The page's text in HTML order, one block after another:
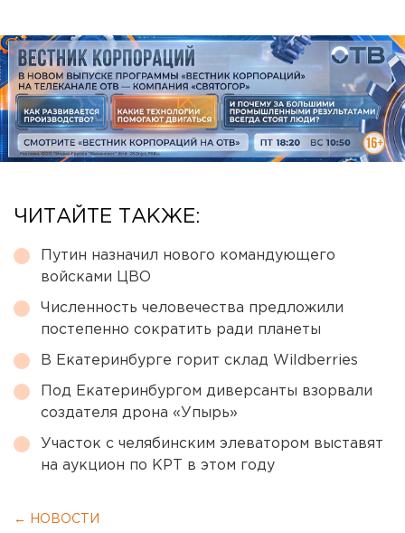
ЧИТАЙТЕ ТАКЖЕ:
Путин назначил нового командующего
войсками ЦВО
Численность человечества предложили
постепенно сократить ради планеты
В Екатеринбурге горит склад Wildberries
Под Екатеринбургом диверсанты взорвали
создателя дрона «Упырь»
Участок с челябинским элеватором выставят
на аукцион по КРТ в этом году
← НОВОСТИ